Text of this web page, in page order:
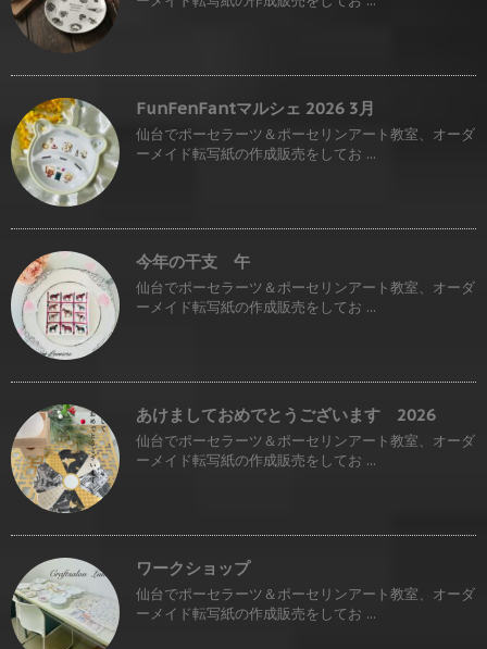
FunFenFantマルシェ 2026 3月
仙台でポーセラーツ＆ポーセリンアート教室、オーダ
ーメイド転写紙の作成販売をしてお ...
今年の干支 午
仙台でポーセラーツ＆ポーセリンアート教室、オーダ
ーメイド転写紙の作成販売をしてお ...
あけましておめでとうございます 2026
仙台でポーセラーツ＆ポーセリンアート教室、オーダ
ーメイド転写紙の作成販売をしてお ...
ワークショップ
仙台でポーセラーツ＆ポーセリンアート教室、オーダ
ーメイド転写紙の作成販売をしてお ...